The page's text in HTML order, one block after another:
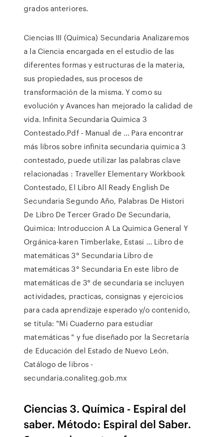
grados anteriores.
Ciencias III (Química) Secundaria Analizaremos
a la Ciencia encargada en el estudio de las
diferentes formas y estructuras de la materia,
sus propiedades, sus procesos de
transformación de la misma. Y como su
evolución y Avances han mejorado la calidad de
vida. Infinita Secundaria Quimica 3
Contestado.Pdf - Manual de ... Para encontrar
más libros sobre infinita secundaria quimica 3
contestado, puede utilizar las palabras clave
relacionadas : Traveller Elementary Workbook
Contestado, El Libro All Ready English De
Secundaria Segundo Año, Palabras De Histori
De Libro De Tercer Grado De Secundaria,
Quimica: Introduccion A La Quimica General Y
Orgánica-karen Timberlake, Estasi … Libro de
matemáticas 3° Secundaria Libro de
matemáticas 3° Secundaria En este libro de
matemáticas de 3° de secundaria se incluyen
actividades, practicas, consignas y ejercicios
para cada aprendizaje esperado y/o contenido,
se titula: "Mi Cuaderno para estudiar
matemáticas " y fue diseñado por la Secretaría
de Educación del Estado de Nuevo León.
Catálogo de libros -
secundaria.conaliteg.gob.mx
Ciencias 3. Química - Espiral del
saber. Método: Espiral del Saber.